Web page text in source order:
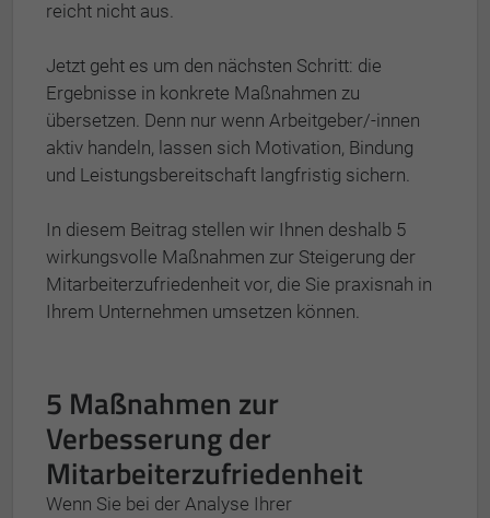
reicht nicht aus.
Jetzt geht es um den nächsten Schritt: die
Ergebnisse in konkrete Maßnahmen zu
übersetzen. Denn nur wenn Arbeitgeber/-innen
aktiv handeln, lassen sich Motivation, Bindung
und Leistungsbereitschaft langfristig sichern.
In diesem Beitrag stellen wir Ihnen deshalb 5
wirkungsvolle Maßnahmen zur Steigerung der
Mitarbeiterzufriedenheit vor, die Sie praxisnah in
Ihrem Unternehmen umsetzen können.
5 Maßnahmen zur
Verbesserung der
Mitarbeiterzufriedenheit
Wenn Sie bei der Analyse Ihrer